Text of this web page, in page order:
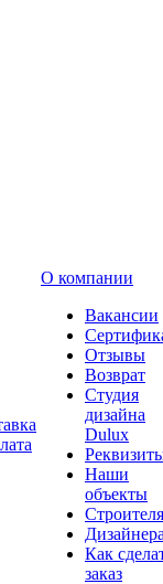
О компании
Вакансии
Отзывы
Возврат
Студия
дизайна
Dulux
Наши
объекты
Как
заказ